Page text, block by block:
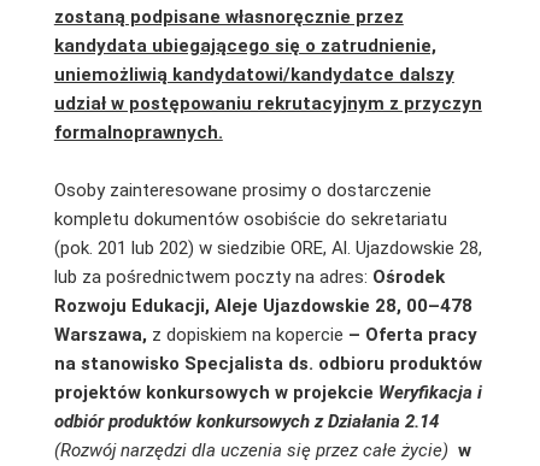
zostaną podpisane własnoręcznie przez
kandydata ubiegającego się o zatrudnienie,
uniemożliwią kandydatowi/kandydatce dalszy
udział w postępowaniu rekrutacyjnym z przyczyn
formalnoprawnych.
Osoby zainteresowane prosimy o dostarczenie
kompletu dokumentów osobiście do sekretariatu
(pok. 201 lub 202) w siedzibie ORE, Al. Ujazdowskie 28,
lub za pośrednictwem poczty na adres: Ośrodek
Rozwoju Edukacji, Aleje Ujazdowskie 28, 00–478
Warszawa, z dopiskiem na kopercie – Oferta pracy
na stanowisko Specjalista ds. odbioru produktów
projektów konkursowych w projekcie Weryfikacja i
odbiór produktów konkursowych z Działania 2.14
(Rozwój narzędzi dla uczenia się przez całe życie) w